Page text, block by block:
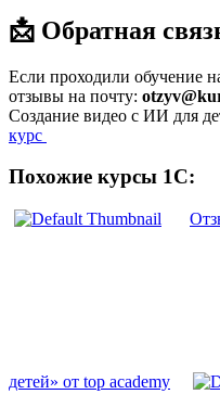
📩 Обратная
Если проходили обучение
отзывы на почту:
Создание видео с ИИ для
курс
Похожие курсы 1С:
детей» от top academy